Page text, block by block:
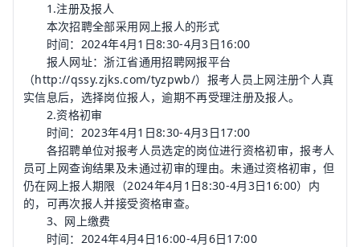
1.注册及报人
本次招聘全部采用网上报人的形式
时间：2024年4月1日8:30-4月3日16:00
报人网址：浙江省通用招聘网报平台
（http://qssy.zjks.com/tyzpwb/）报考人员上网注册个人真
实信息后，选择岗位报人，逾期不再受理注册及报人。
2.资格初审
时间：2023年4月1日8:30-4月3日17:00
各招聘单位对报考人员选定的岗位进行资格初审，报考人
员可上网查询结果及未通过初审的理由。未通过资格初审，但
仍在网上报人期限（2024年4月1日8:30-4月3日16:00）内
的，可再次报人并接受资格审查。
3、网上缴费
时间：2024年4月4日16:00-4月6日17:00